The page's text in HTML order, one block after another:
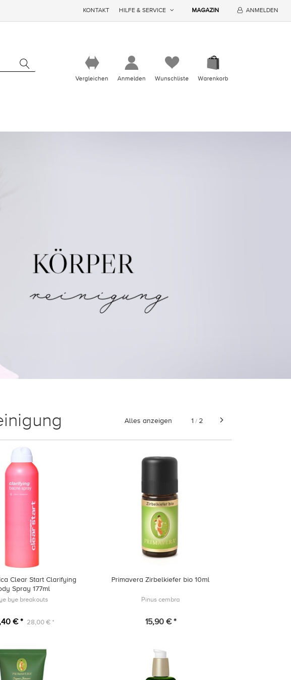
KONTAKT HILFE & SERVICE MAGAZIN ANMELDEN
Vergleichen Anmelden Wunschliste Warenkorb
Alles anzeigen 1 / 2
Clear Start Clarifying
Spray 177ml
bye breakouts
€ * 28,00 € *
Primavera Zirbelkiefer bio 10ml
Pinus cembra
15,90 € *